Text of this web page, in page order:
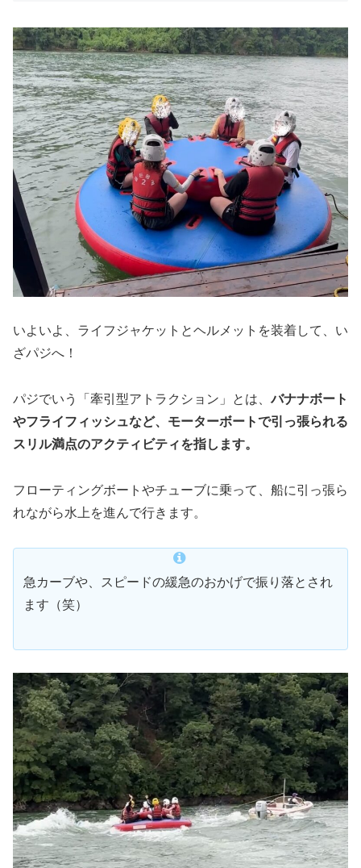
いよいよ、ライフジャケットとヘルメットを装着して、い
ざパジへ！
パジでいう「牽引型アトラクション」とは、バナナボート
やフライフィッシュなど、モーターボートで引っ張られる
スリル満点のアクティビティを指します。
フローティングボートやチューブに乗って、船に引っ張ら
れながら水上を進んで行きます。
急カーブや、スピードの緩急のおかげで振り落とされ
ます（笑）